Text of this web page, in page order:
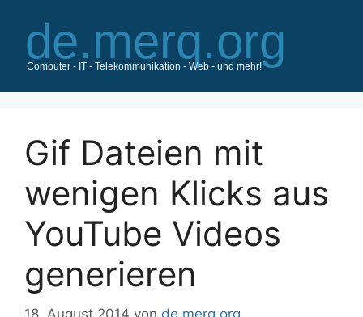
Inhalt
springen
Gif Dateien mit
wenigen Klicks aus
YouTube Videos
generieren
18. August 2014 von de.merq.org